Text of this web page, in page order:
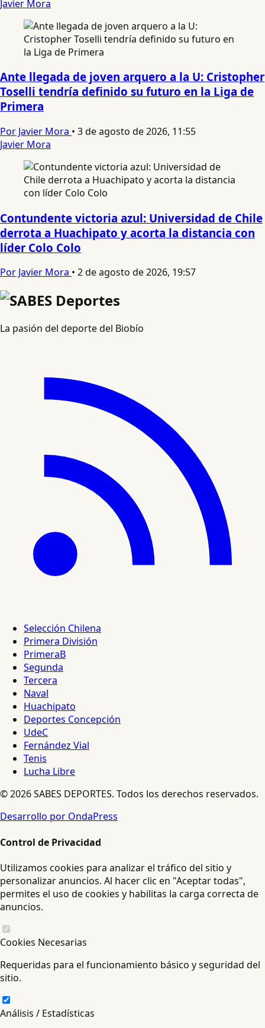
Javier Mora
Ante llegada de joven arquero a la U: Cristopher
Toselli tendría definido su futuro en la Liga de
Primera
Por Javier Mora • 3 de agosto de 2026, 11:55
Javier Mora
Contundente victoria azul: Universidad de Chile
derrota a Huachipato y acorta la distancia con
líder Colo Colo
Por Javier Mora • 2 de agosto de 2026, 19:57
La pasión del deporte del Biobío
Selección Chilena
Primera División
PrimeraB
Segunda
Tercera
Naval
Huachipato
Deportes Concepción
UdeC
Fernández Vial
Tenis
Lucha Libre
© 2026 SABES DEPORTES. Todos los derechos reservados.
Desarrollo por OndaPress
Control de Privacidad
Utilizamos cookies para analizar el tráfico del sitio y
personalizar anuncios. Al hacer clic en "Aceptar todas",
permites el uso de cookies y habilitas la carga correcta de
anuncios.
Cookies Necesarias
Requeridas para el funcionamiento básico y seguridad del
sitio.
Análisis / Estadísticas